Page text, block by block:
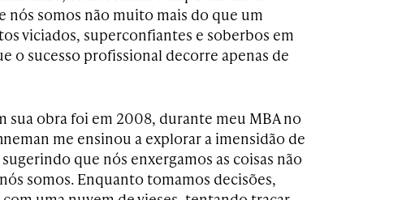
somos não muito mais do que um
viciados, superconfiantes e soberbos em
o sucesso profissional decorre apenas de
obra foi em 2008, durante meu MBA no
me ensinou a explorar a imensidão de
que nós enxergamos as coisas não
somos. Enquanto tomamos decisões,